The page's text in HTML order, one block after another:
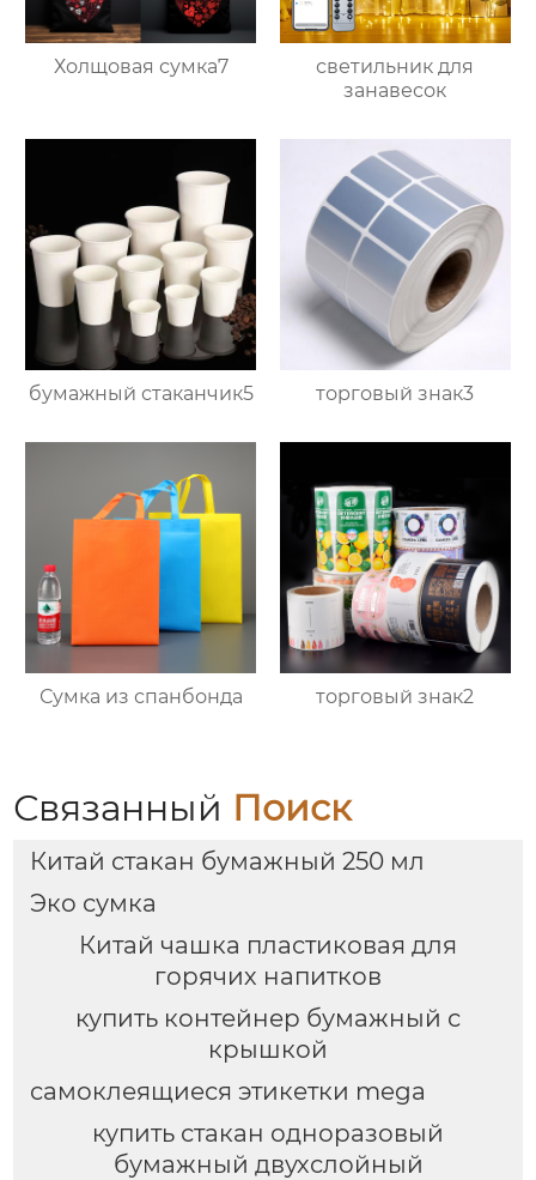
Холщовая сумка7
светильник для
занавесок
бумажный стаканчик5 торговый знак3
Сумка из спанбонда торговый знак2
Связанный Поиск
Китай стакан бумажный 250 мл
Эко сумка
Китай чашка пластиковая для
горячих напитков
купить контейнер бумажный с
крышкой
самоклеящиеся этикетки mega
купить стакан одноразовый
бумажный двухслойный